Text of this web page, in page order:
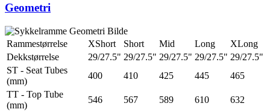
Geometri
Rammestørrelse XShort Short Mid Long
XLong
Dekkstørrelse
29/27.5" 29/27.5" 29/27.5" 29/27.5" 29/27.5"
ST - Seat Tubes
(mm)
400 410 425 445
465
TT - Top Tube
(mm)
546 567 589 610
632